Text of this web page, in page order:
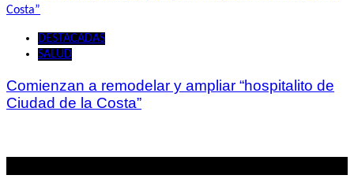
DESTACADAS
SALUD
Comienzan a remodelar y ampliar “hospitalito de
Ciudad de la Costa”